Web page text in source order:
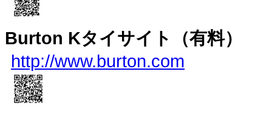
Burton Kタイサイト（有料）
http://www.burton.com